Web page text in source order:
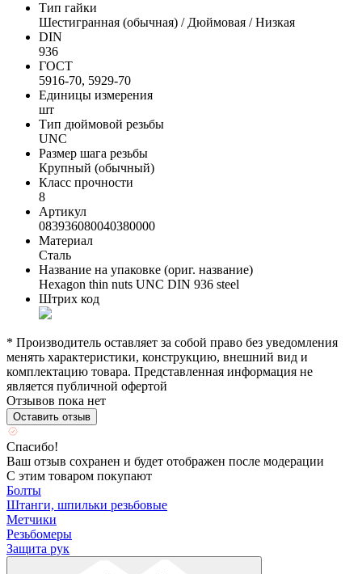
Тип гайки
Шестигранная (обычная) / Дюймовая / Низкая
DIN
936
ГОСТ
5916-70, 5929-70
Единицы измерения
шт
Тип дюймовой резьбы
UNC
Размер шага резьбы
Крупный (обычный)
Класс прочности
8
Артикул
083936080040380000
Материал
Сталь
Название на упаковке (ориг. название)
Hexagon thin nuts UNC DIN 936 steel
Штрих код
* Производитель оставляет за собой право без уведомления
менять характеристики, конструкцию, внешний вид и
комплектацию товара. Представленная информация не
является публичной офертой
Отзывов пока нет
Оставить отзыв
Спасибо!
Ваш отзыв сохранен и будет отображен после модерации
С этим товаром покупают
Болты
Штанги, шпильки резьбовые
Метчики
Резьбомеры
Защита рук